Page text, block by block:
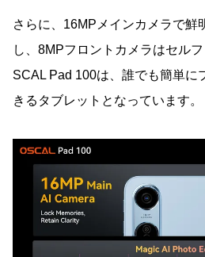
さらに、16MPメインカメラで鮮
し、8MPフロントカメラはセル
SCAL Pad 100は、誰でも簡単に
きるタブレットとなっています。